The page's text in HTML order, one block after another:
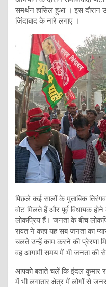
समर्थन हासिल हुआ । इस दौरान
जिंदाबाद के नारे लगाए ।
पिछले कई सालों के मुताबिक
वोट मिलते हैं और पूर्व विधायक
लोकप्रिय हैं। जनता के बीच
रावत ने कहा यह सब जनता का
चलते उन्हें काम करने की प्रेरणा
वह आगामी समय में भी जनता की
आपको बताते चलें कि इंदल कुमार
में भी लगातार क्षेत्र में लोगों से